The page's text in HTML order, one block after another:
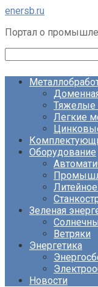
Перейти
контенту
enersb.ru
Портал о
Тяжелые
Легкие
Оборудование
Зеленая
Ветряки
Энергетика
Новости